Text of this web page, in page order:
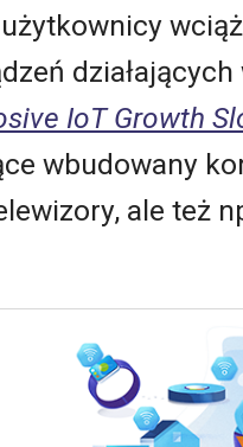
IoT Growth
wbudowany
ale też